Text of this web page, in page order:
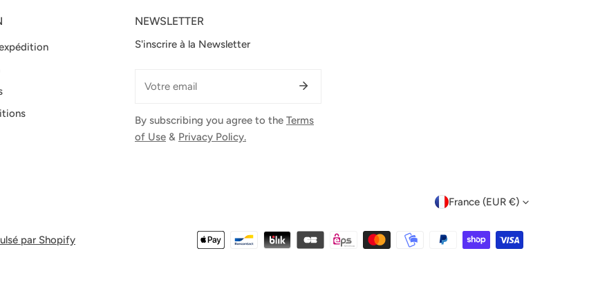
NEWSLETTER
S'inscrire à la Newsletter
mail
By subscribing you agree to the Terms
of Use & Privacy Policy.
P
A
France (EUR €)
par Shopify
Méthodes